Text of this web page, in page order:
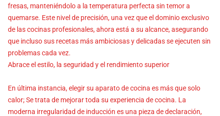
fresas, manteniéndolo a la temperatura perfecta sin temor a
quemarse. Este nivel de precisión, una vez que el dominio exclusivo
de las cocinas profesionales, ahora está a su alcance, asegurando
que incluso sus recetas más ambiciosas y delicadas se ejecuten sin
problemas cada vez.
Abrace el estilo, la seguridad y el rendimiento superior
En última instancia, elegir su aparato de cocina es más que solo
calor; Se trata de mejorar toda su experiencia de cocina. La
moderna irregularidad de inducción es una pieza de declaración,